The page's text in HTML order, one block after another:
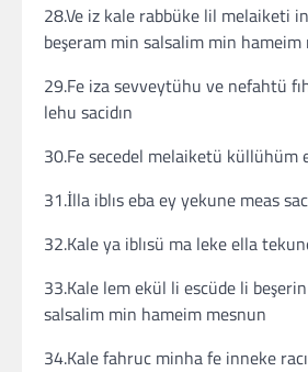
28.Ve iz kale rabbüke lil melaiketi
beşeram min salsalim min hameim
29.Fe iza sevveytühu ve nefahtü
lehu sacidın
30.Fe secedel melaiketü küllühüm
31.İlla iblıs eba ey yekune meas
32.Kale ya iblısü ma leke ella
33.Kale lem ekül li escüde li
salsalim min hameim mesnun
34.Kale fahruc minha fe inneke